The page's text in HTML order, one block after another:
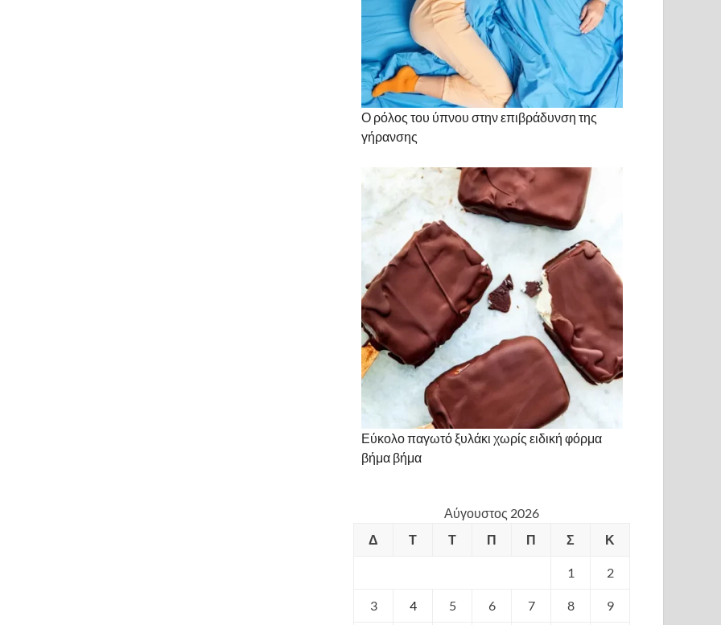
Ο ρόλος του ύπνου στην επιβράδυνση της
γήρανσης
Εύκολο παγωτό ξυλάκι χωρίς ειδική φόρμα
βήμα βήμα
Αύγουστος 2026
Δ
Τ Τ Π Π Σ Κ
1 2
3 4 5 6 7 8 9